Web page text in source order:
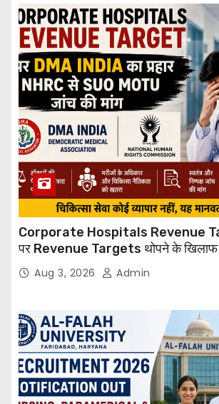
Corporate Hospitals Revenue
पर Revenue Targets थोपने के खिलाफ
बड़ा कदम, NHRC से Suo Motu जांच की
Aug 3, 2026 Admin